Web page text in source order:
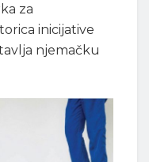
za
inicijative
njemačku